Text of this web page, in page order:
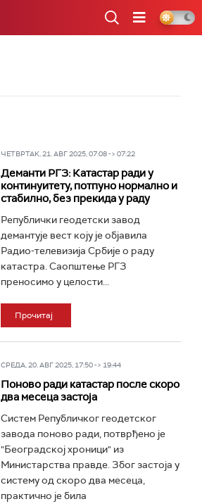
ЧЕТВРТАК, 21. АВГ 2025, 07:08 -> 07:22
Деманти РГЗ: Катастар ради у
континуитету, потпуно нормално и
стабилно, без прекида у раду
Републички геодетски завод
демантује вест коју је објавила
Радио-телевизија Србије о раду
катастра. Саопштење РГЗ
преносимо у целости...
Прочитај
СРЕДА, 20. АВГ 2025, 17:50 -> 19:44
Поново ради катастар после скоро
два месеца застоја
Систем Републичког геодетског
завода поново ради, потврђено је
"Београдској хроници" из
Министарства правде. Због застоја у
систему од скоро два месеца,
практично је била